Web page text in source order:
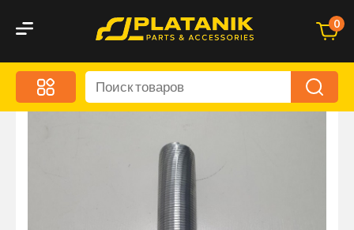
0
Меню
Акционные предложения
Оптика и светотехника